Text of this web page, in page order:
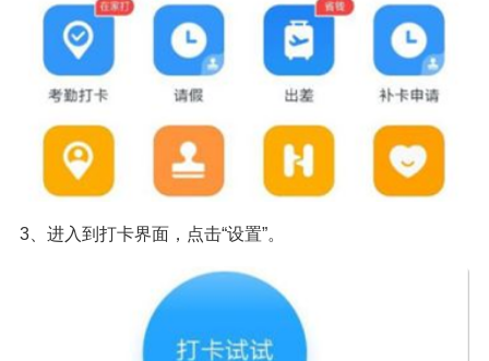
3、进入到打卡界面，点击“设置”。